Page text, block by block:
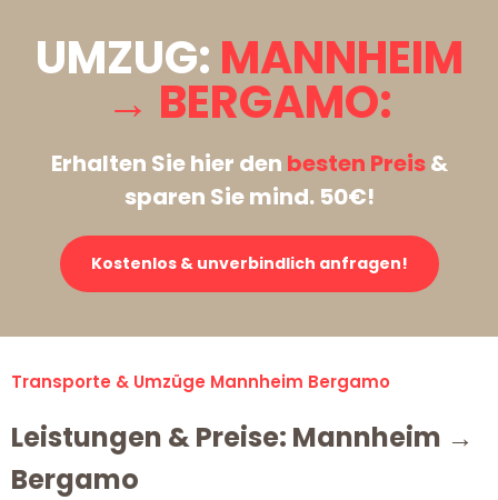
UMZUG: MANNHEIM
→ BERGAMO:
Erhalten Sie hier den besten Preis&
sparen Sie mind. 50€!
Kostenlos & unverbindlich anfragen!
Transporte & Umzüge Mannheim Bergamo
Leistungen & Preise: Mannheim →
Bergamo